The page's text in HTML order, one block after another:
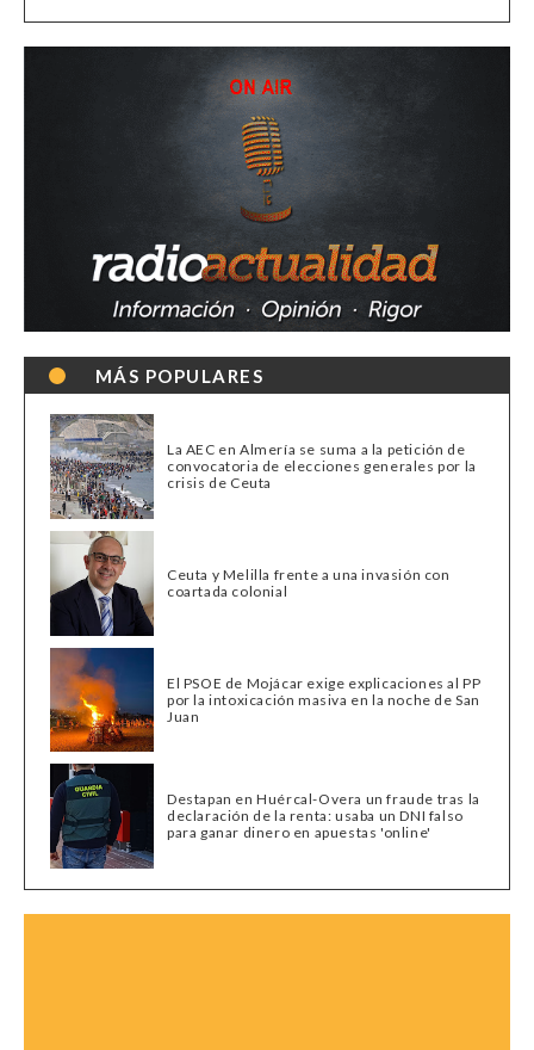
MÁS POPULARES
La AEC en Almería se suma a la petición de
convocatoria de elecciones generales por la
crisis de Ceuta
Ceuta y Melilla frente a una invasión con
coartada colonial
El PSOE de Mojácar exige explicaciones al PP
por la intoxicación masiva en la noche de San
Juan
Destapan en Huércal-Overa un fraude tras la
declaración de la renta: usaba un DNI falso
para ganar dinero en apuestas 'online'